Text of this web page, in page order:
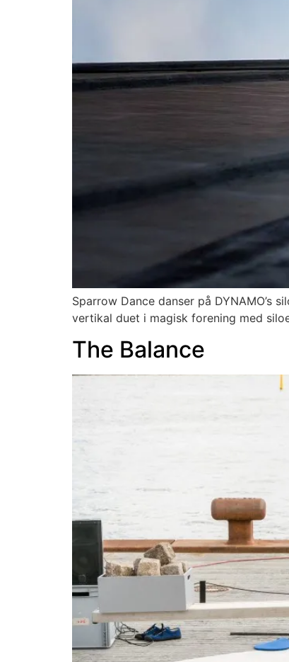
Sparrow Dance danser på
vertikal duet i magisk forening med
The Balance